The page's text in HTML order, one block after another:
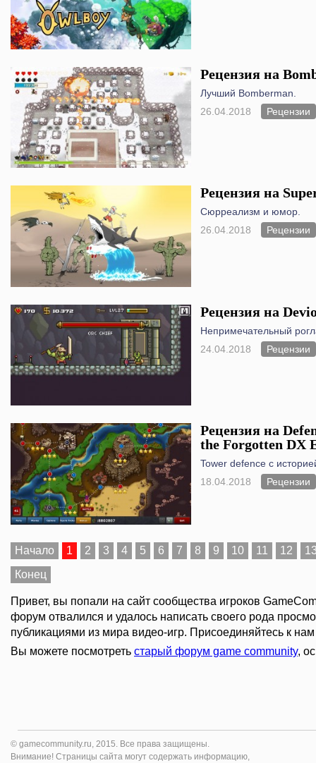
Рецензия на
Лучший Bomberman.
26.04.2018
Рецензии
Рецензия на
Сюрреализм и юмор.
26.04.2018
Рецензии
Рецензия на
Непримечательный
24.04.2018
Рецензии
Рецензия на
the Forgotten DX
Tower defence c
18.04.2018
Рецензии
Начало 1 2 3 4 5 6 7 8 9 10 11 12
Конец
Привет, вы попали на сайт сообщества игроков
форум отвалился и удалось написать своего рода
публикациями из мира видео-игр. Присоединяйтесь к нам
Вы можете посмотреть старый форум game community,
© gamecommunity.ru, 2015. Все права защищены.
Внимание! Страницы сайта могут содержать информацию,